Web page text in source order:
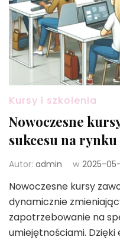
Kursy i szkolenia
Nowoczesne
sukcesu na
Autor: admin w 2025-05-
Nowoczesne kursy
dynamicznie
zapotrzebowanie na
umiejętnościami.